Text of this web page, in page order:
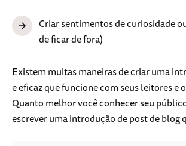
Criar sentimentos de curiosidade
de ficar de fora)
Existem muitas maneiras de criar uma
e eficaz que funcione com seus leitores e
Quanto melhor você conhecer seu
escrever uma introdução de post de blog